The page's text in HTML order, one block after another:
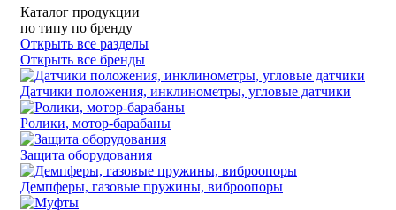
Каталог продукции
по типу по бренду
Открыть все разделы
Открыть все бренды
Датчики положения, инклинометры, угловые датчики
Ролики, мотор-барабаны
Защита оборудования
Демпферы, газовые пружины, виброопоры